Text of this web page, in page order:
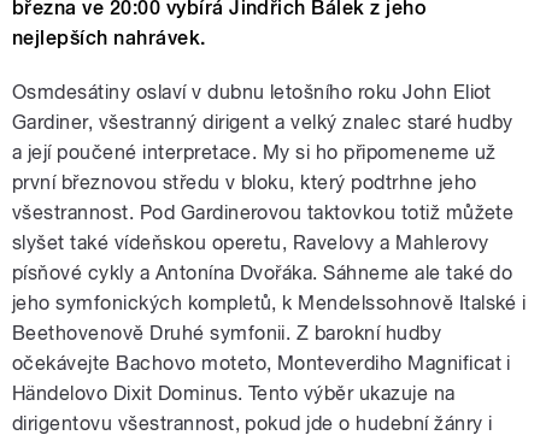
března ve 20:00 vybírá Jindřich Bálek z jeho
nejlepších nahrávek.
Osmdesátiny oslaví v dubnu letošního roku John Eliot
Gardiner, všestranný dirigent a velký znalec staré hudby
a její poučené interpretace. My si ho připomeneme už
první březnovou středu v bloku, který podtrhne jeho
všestrannost. Pod Gardinerovou taktovkou totiž můžete
slyšet také vídeňskou operetu, Ravelovy a Mahlerovy
písňové cykly a Antonína Dvořáka. Sáhneme ale také do
jeho symfonických kompletů, k Mendelssohnově Italské i
Beethovenově Druhé symfonii. Z barokní hudby
očekávejte Bachovo moteto, Monteverdiho Magnificat i
Händelovo Dixit Dominus. Tento výběr ukazuje na
dirigentovu všestrannost, pokud jde o hudební žánry i